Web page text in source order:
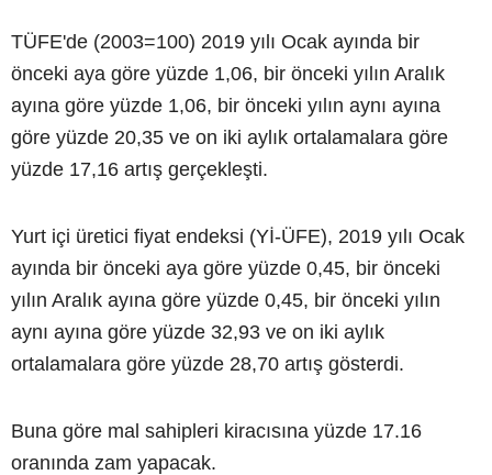
TÜFE'de (2003=100) 2019 yılı Ocak ayında bir
önceki aya göre yüzde 1,06, bir önceki yılın Aralık
ayına göre yüzde 1,06, bir önceki yılın aynı ayına
göre yüzde 20,35 ve on iki aylık ortalamalara göre
yüzde 17,16 artış gerçekleşti.
Yurt içi üretici fiyat endeksi (Yİ-ÜFE), 2019 yılı Ocak
ayında bir önceki aya göre yüzde 0,45, bir önceki
yılın Aralık ayına göre yüzde 0,45, bir önceki yılın
aynı ayına göre yüzde 32,93 ve on iki aylık
ortalamalara göre yüzde 28,70 artış gösterdi.
Buna göre mal sahipleri kiracısına yüzde 17.16
oranında zam yapacak.